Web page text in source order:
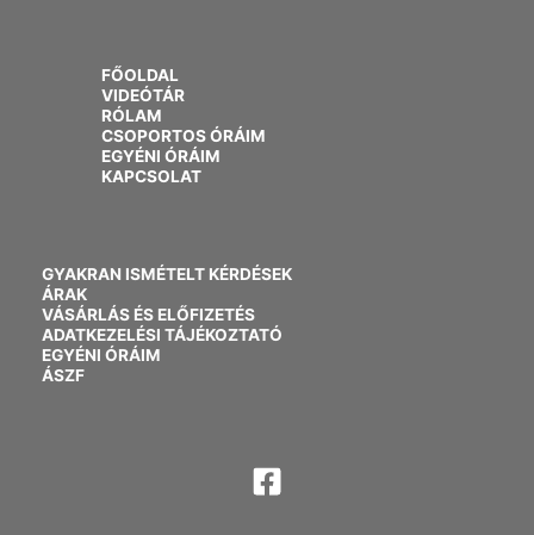
FŐOLDAL
VIDEÓTÁR
RÓLAM
CSOPORTOS ÓRÁIM
EGYÉNI ÓRÁIM
KAPCSOLAT
GYAKRAN ISMÉTELT KÉRDÉSEK
ÁRAK
VÁSÁRLÁS ÉS ELŐFIZETÉS
ADATKEZELÉSI TÁJÉKOZTATÓ
EGYÉNI ÓRÁIM
ÁSZF